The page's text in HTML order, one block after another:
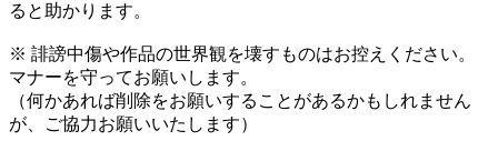
ると助かります。
※ 誹謗中傷や作品の世界観を壊すものはお控えください。
マナーを守ってお願いします。
（何かあれば削除をお願いすることがあるかもしれません
が、ご協力お願いいたします）